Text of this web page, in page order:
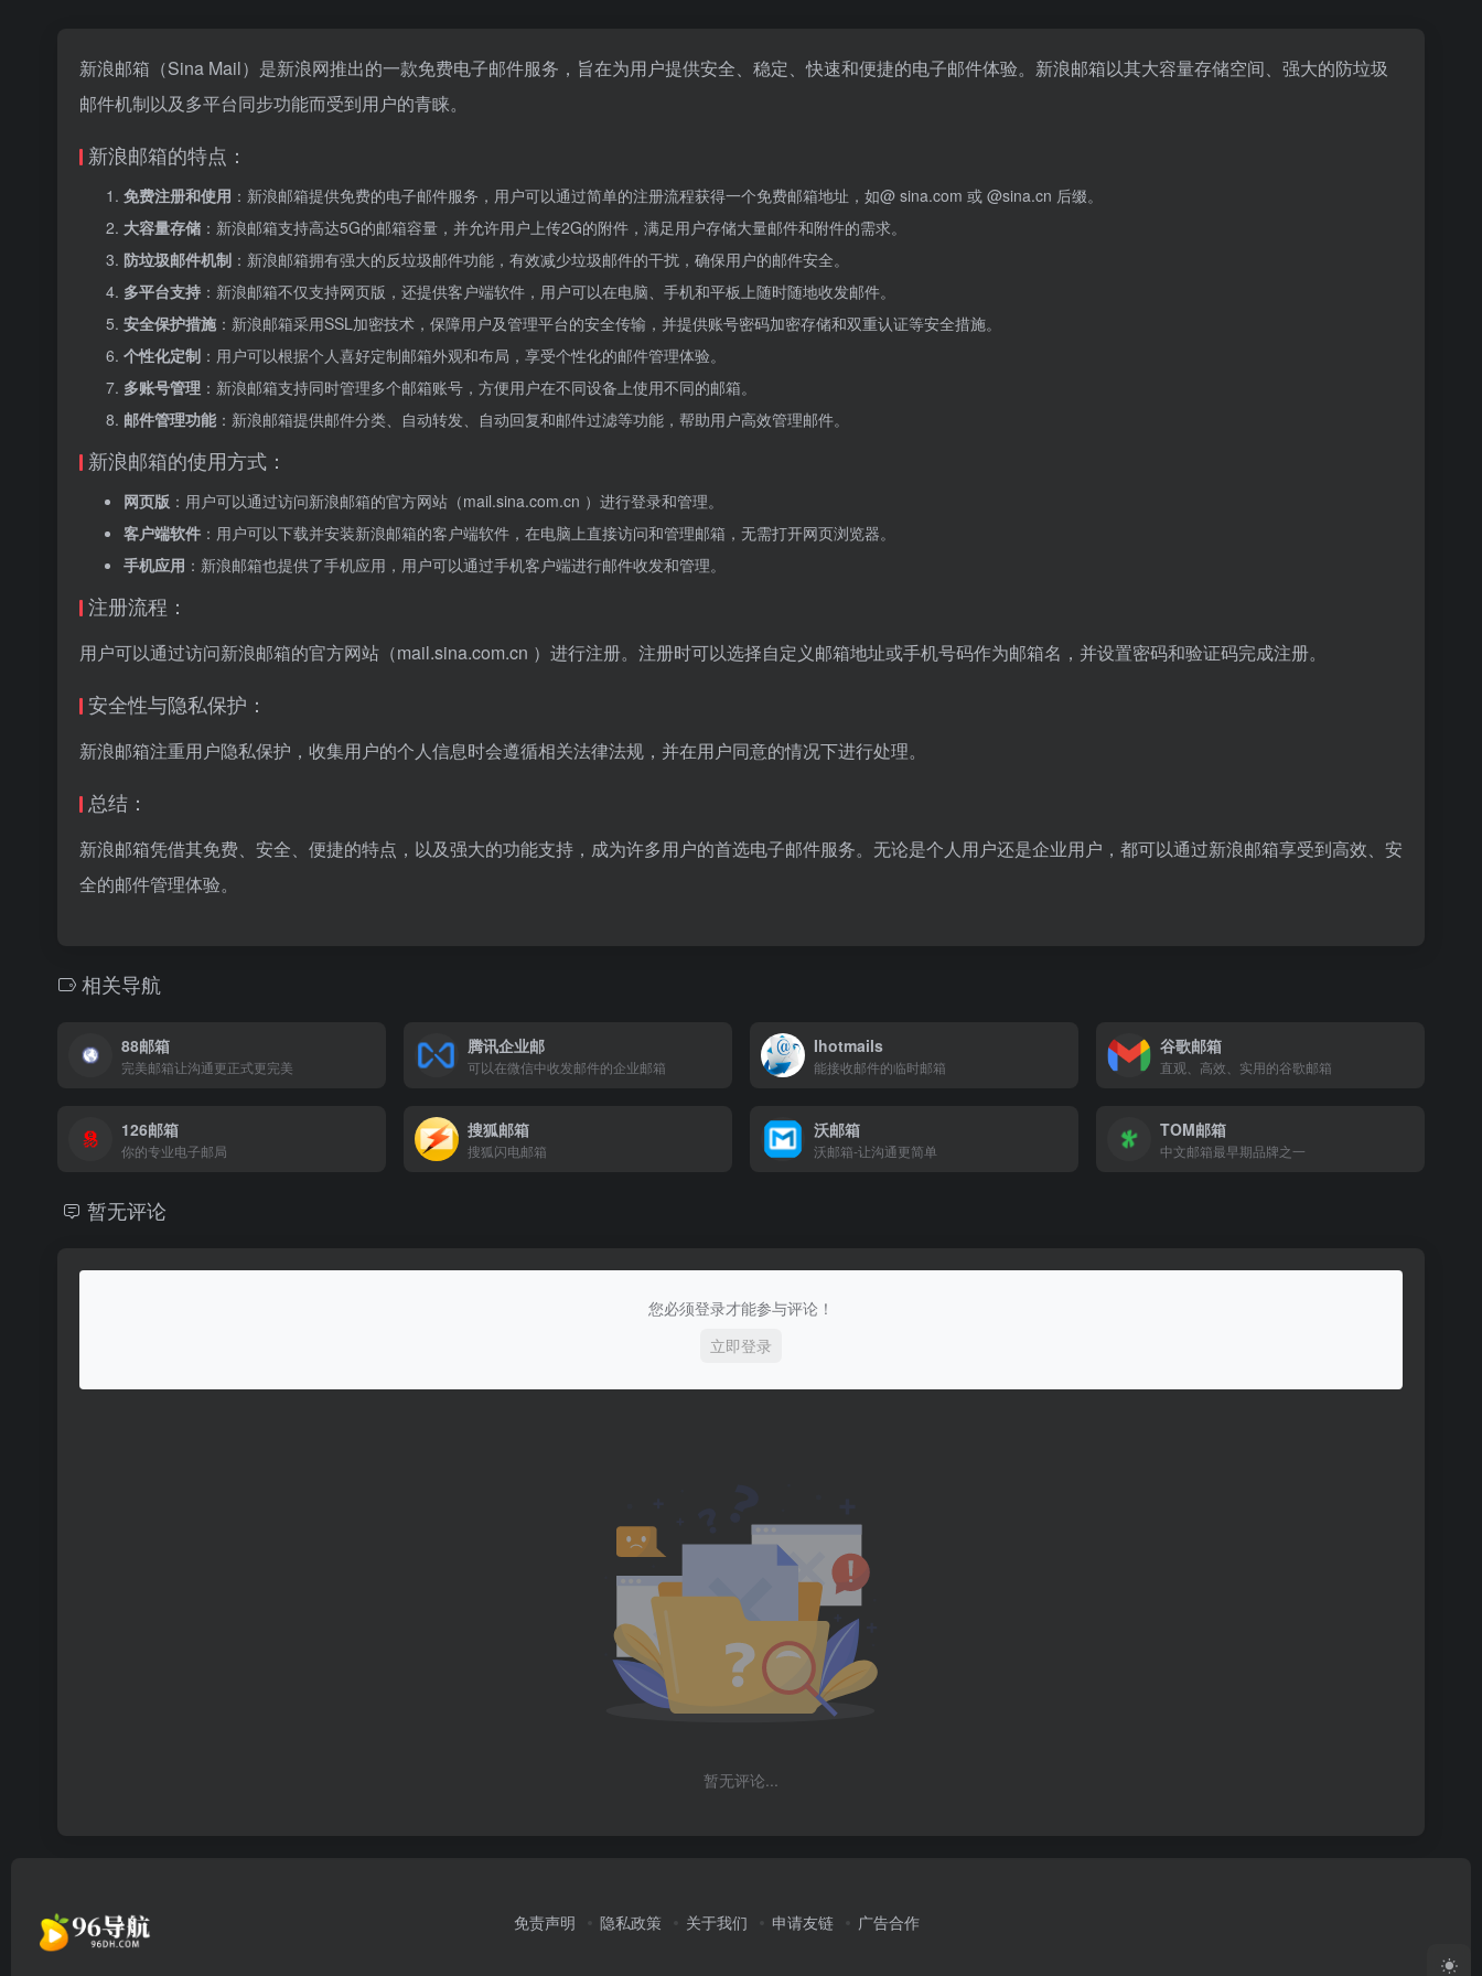
新浪邮箱（Sina Mail）是新浪网推出的一款免费电子邮件服务，旨在为用户提供安全、稳定、快速和便捷的电子邮件体验。新浪邮箱以其大容量存储空间、强大的防垃圾
邮件机制以及多平台同步功能而受到用户的青睐。
新浪邮箱的特点：
免费注册和使用 ：新浪邮箱提供免费的电子邮件服务，用户可以通过简单的注册流程获得一个免费邮箱地址，如@ sina.com 或 @sina.cn 后缀。
大容量存储 ：新浪邮箱支持高达5G的邮箱容量，并允许用户上传2G的附件，满足用户存储大量邮件和附件的需求。
防垃圾邮件机制 ：新浪邮箱拥有强大的反垃圾邮件功能，有效减少垃圾邮件的干扰，确保用户的邮件安全。
多平台支持 ：新浪邮箱不仅支持网页版，还提供客户端软件，用户可以在电脑、手机和平板上随时随地收发邮件。
安全保护措施 ：新浪邮箱采用SSL加密技术，保障用户及管理平台的安全传输，并提供账号密码加密存储和双重认证等安全措施。
个性化定制 ：用户可以根据个人喜好定制邮箱外观和布局，享受个性化的邮件管理体验。
多账号管理 ：新浪邮箱支持同时管理多个邮箱账号，方便用户在不同设备上使用不同的邮箱。
邮件管理功能：新浪邮箱提供邮件分类、自动转发、自动回复和邮件过滤等功能，帮助用户高效管理邮件。
新浪邮箱的使用方式：
网页版 ：用户可以通过访问新浪邮箱的官方网站（mail.sina.com.cn ）进行登录和管理。
客户端软件 ：用户可以下载并安装新浪邮箱的客户端软件，在电脑上直接访问和管理邮箱，无需打开网页浏览器。
手机应用 ：新浪邮箱也提供了手机应用，用户可以通过手机客户端进行邮件收发和管理。
注册流程：
用户可以通过访问新浪邮箱的官方网站（mail.sina.com.cn ）进行注册。注册时可以选择自定义邮箱地址或手机号码作为邮箱名，并设置密码和验证码完成注册。
安全性与隐私保护：
新浪邮箱注重用户隐私保护，收集用户的个人信息时会遵循相关法律法规，并在用户同意的情况下进行处理。
总结：
新浪邮箱凭借其免费、安全、便捷的特点，以及强大的功能支持，成为许多用户的首选电子邮件服务。无论是个人用户还是企业用户，都可以通过新浪邮箱享受到高效、安
全的邮件管理体验。
相关导航
88邮箱
完美邮箱让沟通更正式更完美
腾讯企业邮
可以在微信中收发邮件的企业邮箱
Ihotmails
能接收邮件的临时邮箱
谷歌邮箱
直观、高效、实用的谷歌邮箱
126邮箱
你的专业电子邮局
搜狐邮箱
搜狐闪电邮箱
沃邮箱
沃邮箱-让沟通更简单
TOM邮箱
中文邮箱最早期品牌之一
暂无评论
您必须登录才能参与评论！
立即登录
暂无评论...
免责声明 隐私政策 关于我们 申请友链 广告合作